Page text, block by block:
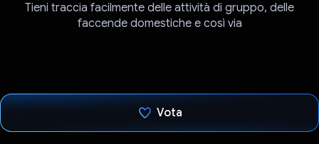
Tieni traccia facilmente delle attività di gruppo, delle
faccende domestiche e così via
Vota